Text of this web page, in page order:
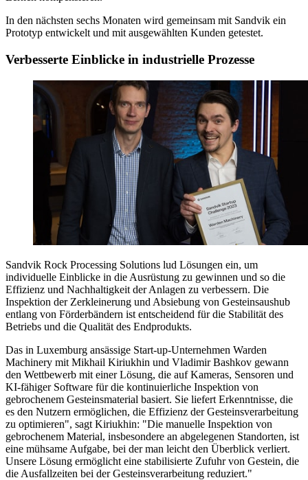
In den nächsten sechs Monaten wird gemeinsam mit Sandvik ein
Prototyp entwickelt und mit ausgewählten Kunden getestet.
Verbesserte Einblicke in industrielle Prozesse
Sandvik Rock Processing Solutions lud Lösungen ein, um
individuelle Einblicke in die Ausrüstung zu gewinnen und so die
Effizienz und Nachhaltigkeit der Anlagen zu verbessern. Die
Inspektion der Zerkleinerung und Absiebung von Gesteinsaushub
entlang von Förderbändern ist entscheidend für die Stabilität des
Betriebs und die Qualität des Endprodukts.
Das in Luxemburg ansässige Start-up-Unternehmen Warden
Machinery mit Mikhail Kiriukhin und Vladimir Bashkov gewann
den Wettbewerb mit einer Lösung, die auf Kameras, Sensoren und
KI-fähiger Software für die kontinuierliche Inspektion von
gebrochenem Gesteinsmaterial basiert. Sie liefert Erkenntnisse, die
es den Nutzern ermöglichen, die Effizienz der Gesteinsverarbeitung
zu optimieren", sagt Kiriukhin: "Die manuelle Inspektion von
gebrochenem Material, insbesondere an abgelegenen Standorten, ist
eine mühsame Aufgabe, bei der man leicht den Überblick verliert.
Unsere Lösung ermöglicht eine stabilisierte Zufuhr von Gestein, die
die Ausfallzeiten bei der Gesteinsverarbeitung reduziert."